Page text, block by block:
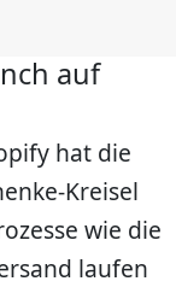
auf
hat die
Kreisel
wie die
laufen